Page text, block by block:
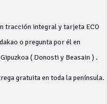
tracción integral y tarjeta ECO
o pregunta por él en
( Donosti y Beasain ) .
gratuita en toda la península.